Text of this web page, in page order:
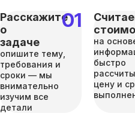
Расскажите
о
задаче
опишите тему,
требования и
сроки — мы
внимательно
изучим все
детали
на
быстро
цену и